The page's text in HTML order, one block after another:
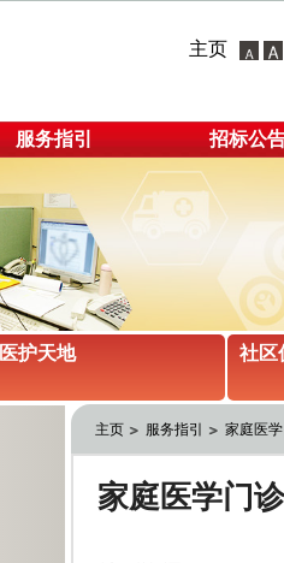
主页
服务指引 招标公
医护天地 社区
主页 服务指引 家庭医